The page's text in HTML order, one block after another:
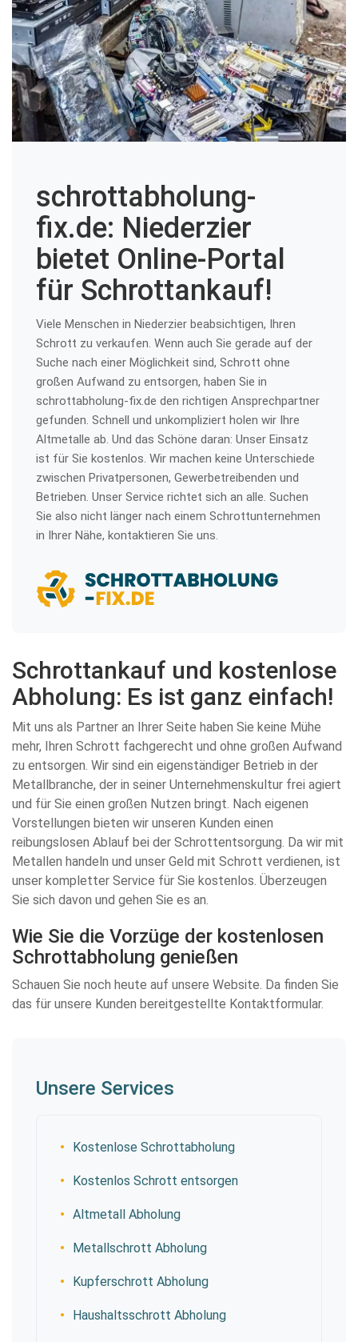
schrottabholung-
fix.de: Niederzier
bietet Online-Portal
für Schrottankauf!
Viele Menschen in Niederzier beabsichtigen, Ihren
Schrott zu verkaufen. Wenn auch Sie gerade auf der
Suche nach einer Möglichkeit sind, Schrott ohne
großen Aufwand zu entsorgen, haben Sie in
schrottabholung-fix.de den richtigen Ansprechpartner
gefunden. Schnell und unkompliziert holen wir Ihre
Altmetalle ab. Und das Schöne daran: Unser Einsatz
ist für Sie kostenlos. Wir machen keine Unterschiede
zwischen Privatpersonen, Gewerbetreibenden und
Betrieben. Unser Service richtet sich an alle. Suchen
Sie also nicht länger nach einem Schrottunternehmen
in Ihrer Nähe, kontaktieren Sie uns.
Schrottankauf und kostenlose
Abholung: Es ist ganz einfach!
Mit uns als Partner an Ihrer Seite haben Sie keine Mühe
mehr, Ihren Schrott fachgerecht und ohne großen Aufwand
zu entsorgen. Wir sind ein eigenständiger Betrieb in der
Metallbranche, der in seiner Unternehmenskultur frei agiert
und für Sie einen großen Nutzen bringt. Nach eigenen
Vorstellungen bieten wir unseren Kunden einen
reibungslosen Ablauf bei der Schrottentsorgung. Da wir mit
Metallen handeln und unser Geld mit Schrott verdienen, ist
unser kompletter Service für Sie kostenlos. Überzeugen
Sie sich davon und gehen Sie es an.
Wie Sie die Vorzüge der kostenlosen
Schrottabholung genießen
Schauen Sie noch heute auf unsere Website. Da finden Sie
das für unsere Kunden bereitgestellte Kontaktformular.
Unsere Services
Kostenlose Schrottabholung
Kostenlos Schrott entsorgen
Altmetall Abholung
Metallschrott Abholung
Kupferschrott Abholung
Haushaltsschrott Abholung